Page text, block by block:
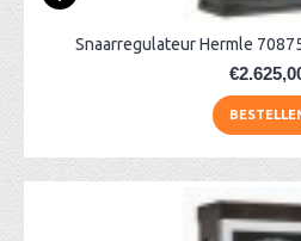
Snaarregulateur Hermle